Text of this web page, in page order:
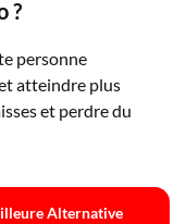
?
personne
atteindre plus
et perdre du
Alternative